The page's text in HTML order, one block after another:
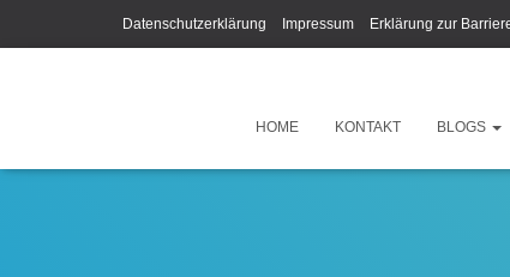
Datenschutzerklärung Impressum Erklärung zur
HOME KONTAKT BLOGS